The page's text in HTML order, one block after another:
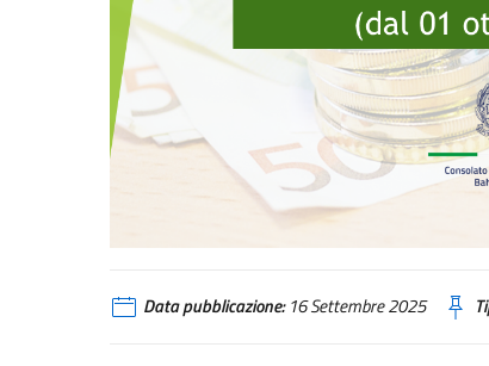
Data pubblicazione:16 Settembre 2025